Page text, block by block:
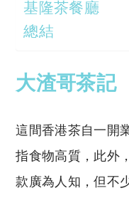
基隆茶餐廳
總結
大渣哥茶記
這間香港茶自一開
指食物高質，此外
款廣為人知，但不